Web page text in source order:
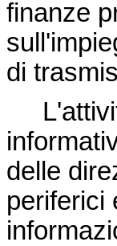
finanze
di
delle
periferici